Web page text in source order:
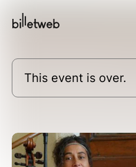
This event is over.